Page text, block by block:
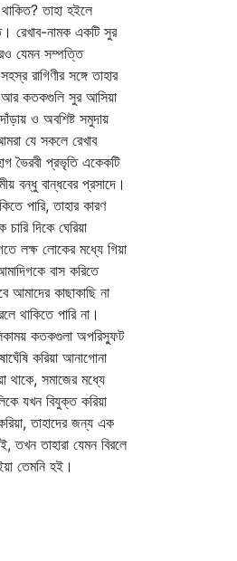
তাহা হইলে
রেখাব-নামক একটি সুর
যেমন সম্পত্তি
রাগিণীর সঙ্গে তাহার
আর কতকগুলি সুর আসিয়া
ও অবশিষ্ট সমুদায়
যে সকলে রেখাব
ভৈরবী প্রভৃতি একেকটি
বন্ধু বান্ধবের প্রসাদে।
পারি, তাহার কারণ
দিকে ঘেরিয়া
লক্ষ লোকের মধ্যে গিয়া
বাস করিতে
কাছাকাছি না
থাকিতে পারি না।
কতকগুলা অপরিস্ফুট
করিয়া আনাগোনা
থাকে, সমাজের মধ্যে
যখন বিযুক্ত করিয়া
তাহাদের জন্য এক
তখন তাহারা যেমন বিরলে
তেমনি হই।